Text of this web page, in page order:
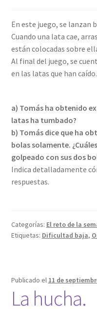
En este juego, se lanzan
Cuando una lata cae,
están colocadas sobre
Al final del juego, se
en las latas que han caído.
a) Tomás ha obtenido
latas ha tumbado?
b) Tomás dice que ha
bolas solamente.
golpeado con sus dos
Indica detalladamente
respuestas.
Categorías: El reto de la
Etiquetas: Dificultad baja,
Publicado el 11 de
La hucha.